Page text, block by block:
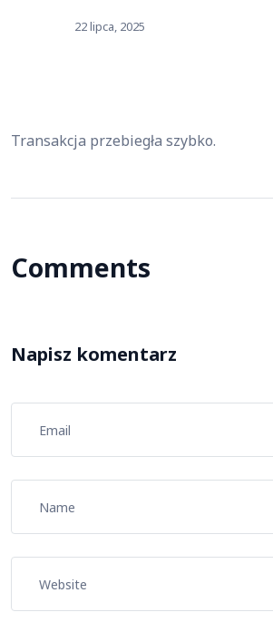
22 lipca, 2025
Transakcja przebiegła szybko.
Comments
Napisz komentarz